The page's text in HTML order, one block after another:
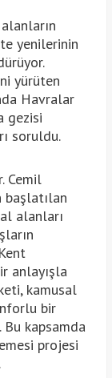
yenilerinin
yürüten
Havralar
gezisi
soruldu.
Cemil
başlatılan
alanları
anlayışla
kamusal
bir
kapsamda
projesi